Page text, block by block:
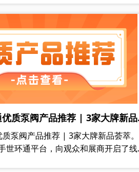
质泵阀产品推荐 | 3家大牌新
泵阀产品推荐 | 3家大牌新品荟萃。
世环通平台，向观众和展商开启了